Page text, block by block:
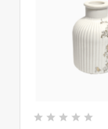
    